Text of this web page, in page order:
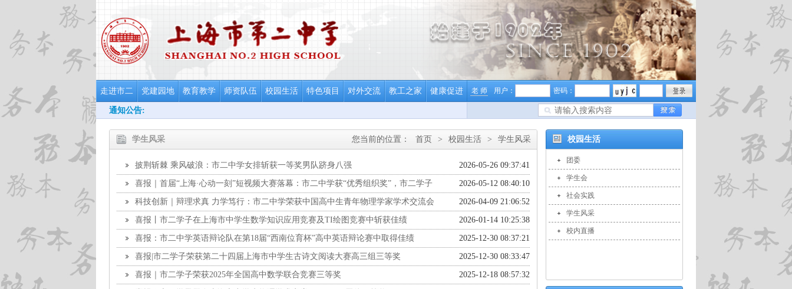
走进市二 党建园地 教育教学 师资队伍 校园生活 特色项目 对外交流 教工之家 健康促进 老 师 用户： 密码：
通知公告:
您当前的位置： 首页 > 校园生活 > 学生风采
学生风采
2026-05-26 09:37:41
披荆斩棘 乘风破浪：市二中学女排斩获一等奖男队跻身八强
2026-05-12 08:40:10
喜报｜首届“上海·心动一刻”短视频大赛落幕：市二中学获“优秀组织奖”，市二学子
获“最浓腔调奖”
2026-04-09 21:06:52
科技创新｜辩理求真 力学笃行：市二中学荣获中国高中生青年物理学家学术交流会
（CYPT2026）三等奖
2026-01-14 10:25:38
喜报丨市二学子在上海市中学生数学知识应用竞赛及TI绘图竞赛中斩获佳绩
2025-12-30 08:37:21
喜报：市二中学英语辩论队在第18届“西南位育杯”高中英语辩论赛中取得佳绩
2025-12-30 08:33:47
喜报|市二学子荣获第二十四届上海市中学生古诗文阅读大赛高三组三等奖
2025-12-18 08:57:32
喜报｜市二学子荣获2025年全国高中数学联合竞赛三等奖
校园生活
团委
学生会
社会实践
学生风采
校内直播